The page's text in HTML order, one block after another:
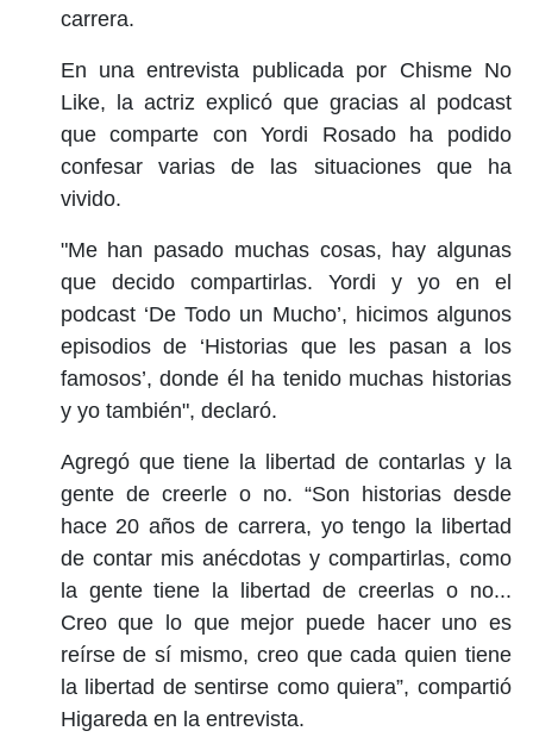
carrera.
En una entrevista publicada por Chisme No
Like, la actriz explicó que gracias al podcast
que comparte con Yordi Rosado ha podido
confesar varias de las situaciones que ha
vivido.
"Me han pasado muchas cosas, hay algunas
que decido compartirlas. Yordi y yo en el
podcast ‘De Todo un Mucho’, hicimos algunos
episodios de ‘Historias que les pasan a los
famosos’, donde él ha tenido muchas historias
y yo también", declaró.
Agregó que tiene la libertad de contarlas y la
gente de creerle o no. “Son historias desde
hace 20 años de carrera, yo tengo la libertad
de contar mis anécdotas y compartirlas, como
la gente tiene la libertad de creerlas o no...
Creo que lo que mejor puede hacer uno es
reírse de sí mismo, creo que cada quien tiene
la libertad de sentirse como quiera”, compartió
Higareda en la entrevista.